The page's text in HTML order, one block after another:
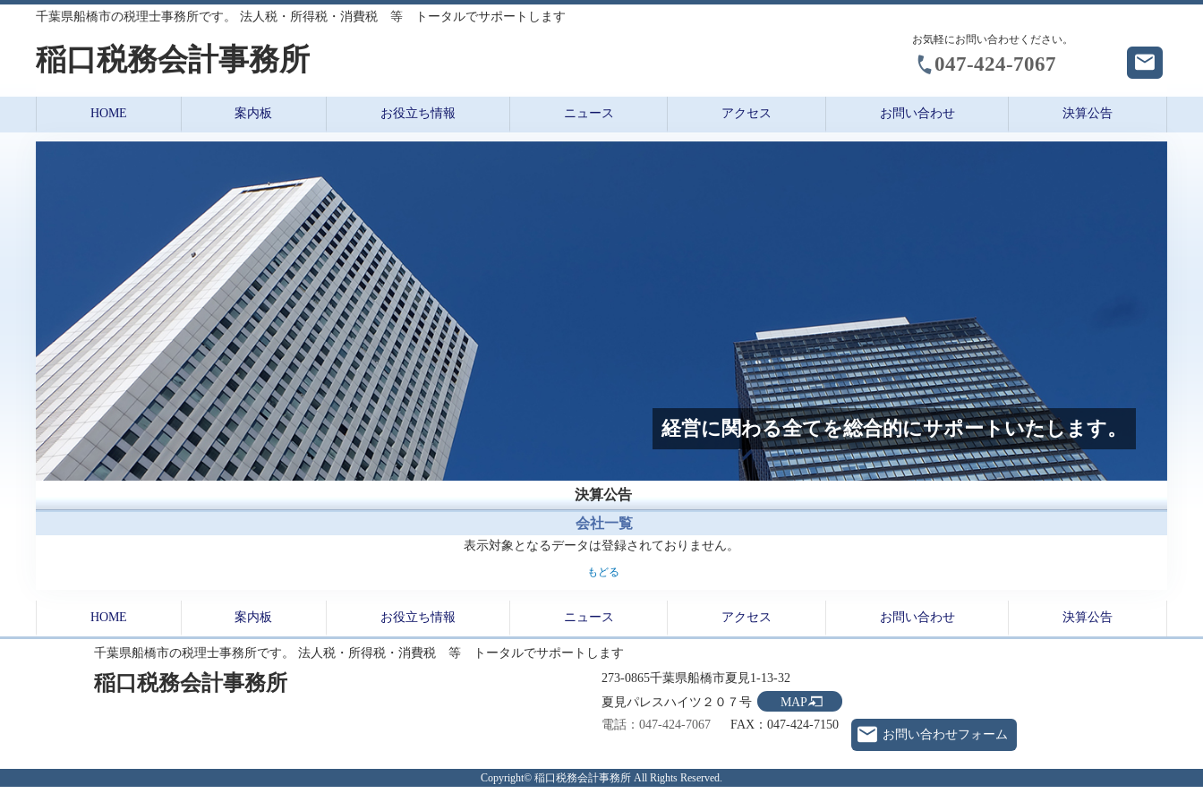
千葉県船橋市の税理士事務所です。 法人税・所得税・消費税 等 トータルでサポートします
稲口税務会計事務所
お気軽にお問い合わせください。
047-424-7067
HOME 案内板 お役立ち情報 ニュース アクセス お問い合わせ 決算公告
経営に関わる全てを総合的にサポートいたします。
決算公告
会社一覧
表示対象となるデータは登録されておりません。
もどる
HOME 案内板 お役立ち情報 ニュース アクセス お問い合わせ 決算公告
千葉県船橋市の税理士事務所です。 法人税・所得税・消費税 等 トータルでサポートします
稲口税務会計事務所
273-0865千葉県船橋市夏見1-13-32
夏見パレスハイツ２０７号
MAP
電話：047-424-7067
FAX：047-424-7150
お問い合わせフォーム
Copyright© 稲口税務会計事務所 All Rights Reserved.